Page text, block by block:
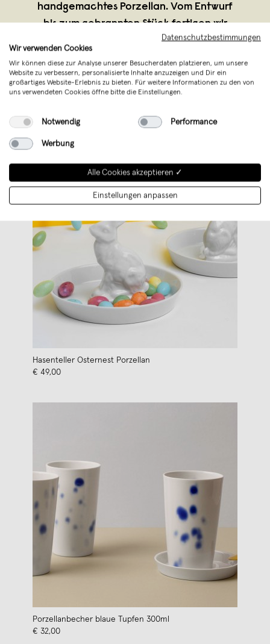
handgemachtes Porzellan. Vom Entwurf
bis zum gebrannten Stück fertigen wir
alles vor Ort. Die Kollektion unserer
Porzel
...
Weiterlesen
Hasenteller Osternest Porzellan
€ 49,00
Porzellanbecher blaue Tupfen 300ml
€ 32,00
Datenschutzbestimmungen
Wir verwenden Cookies
Wir können diese zur Analyse unserer Besucherdaten platzieren, um unsere
Website zu verbessern, personalisierte Inhalte anzuzeigen und Dir ein
großartiges Website-Erlebnis zu bieten. Für weitere Informationen zu den von
uns verwendeten Cookies öffne bitte die Einstellungen.
Notwendig Performance
Werbung
Alle Cookies akzeptieren ✓
Einstellungen anpassen